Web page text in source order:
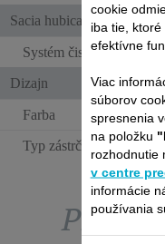
Sacia hubica
Systém čistenia sacej
Dizajn
Farba
Typ zástrčky
cookie
iba tie,
efektívne
Viac
súborov
spresnenia
na položku
rozhodnutie
v centre
informácie
používania